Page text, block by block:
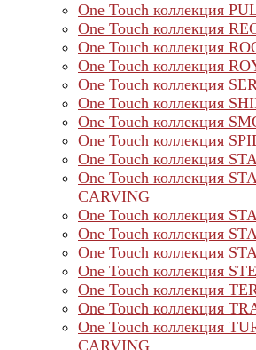
One Touch коллекция
One Touch коллекция
One Touch коллекция
One Touch коллекция
One Touch коллекция
One Touch коллекция
One Touch коллекция
One Touch коллекция
One Touch коллекция
One Touch коллекция
CARVING
One Touch коллекция
One Touch коллекция
One Touch коллекция
One Touch коллекция
One Touch коллекция
One Touch коллекция
One Touch коллекция
CARVING